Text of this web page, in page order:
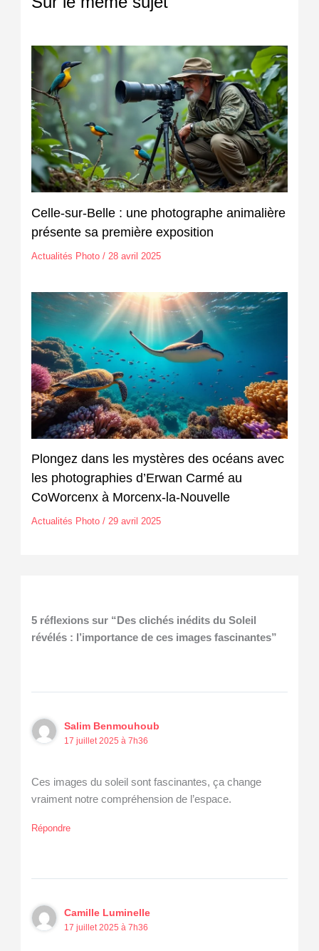
Celle-sur-Belle : une photographe animalière
présente sa première exposition
Actualités Photo/ 28 avril 2025
Plongez dans les mystères des océans avec
les photographies d’Erwan Carmé au
CoWorcenx à Morcenx-la-Nouvelle
Actualités Photo/ 29 avril 2025
5 réflexions sur “Des clichés inédits du Soleil
révélés : l’importance de ces images fascinantes”
Salim Benmouhoub
17 juillet 2025 à 7h36
Ces images du soleil sont fascinantes, ça change
vraiment notre compréhension de l’espace.
Répondre
Camille Luminelle
17 juillet 2025 à 7h36